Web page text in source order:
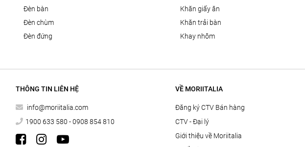
đèn bàn
đèn chùm
đèn đứng
khăn giấy ăn
khăn trải bàn
khay nhôm
THÔNG TIN LIÊN HỆ
info@moriitalia.com
1900 633 580 - 0908 854 810
VỀ MORIITALIA
Đăng ký CTV Bán hàng
CTV - Đại lý
Giới thiệu về Moriitalia